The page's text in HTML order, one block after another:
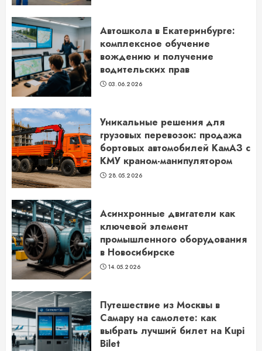
Автошкола в Екатеринбурге:
комплексное обучение
вождению и получение
водительских прав
03.06.2026
Уникальные решения для
грузовых перевозок: продажа
бортовых автомобилей КамАЗ с
КМУ краном-манипулятором
28.05.2026
Асинхронные двигатели как
ключевой элемент
промышленного оборудования
в Новосибирске
14.05.2026
Путешествие из Москвы в
Самару на самолете: как
выбрать лучший билет на Kupi
Bilet